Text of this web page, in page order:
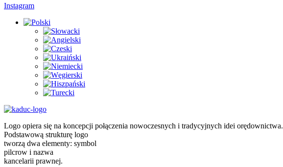
Instagram
Logo opiera się na koncepcji połączenia nowoczesnych i tradycyjnych idei orędownictwa.
Podstawową strukturę logo
tworzą dwa elementy: symbol
pilcrow i nazwa
kancelarii prawnej.